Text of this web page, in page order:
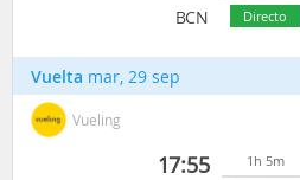
BCN
Directo
Vuelta mar, 29 sep
Vueling
17:55
1h 5m